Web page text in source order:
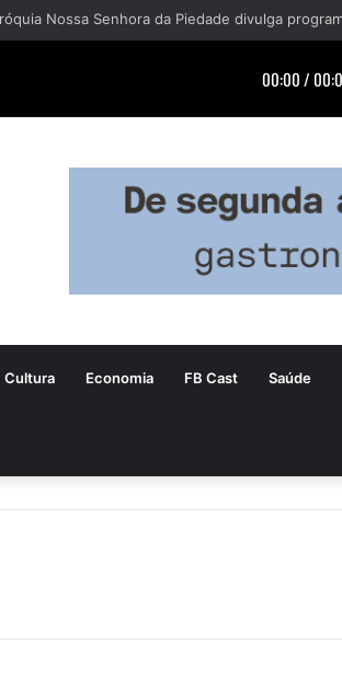
Cultura Economia FB Cast Saúde